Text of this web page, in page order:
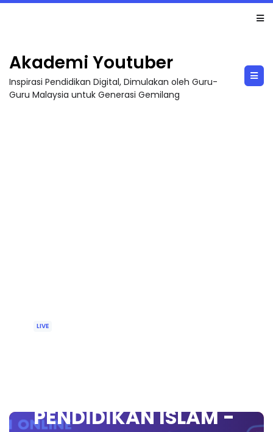
Akademi Youtuber
Inspirasi Pendidikan Digital, Dimulakan oleh Guru-
Guru Malaysia untuk Generasi Gemilang
LIVE
PENDIDIKAN ISLAM -